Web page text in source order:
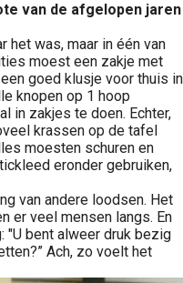
van de afgelopen jaren
het was, maar in één van
moest een zakje met
goed klusje voor thuis in
knopen op 1 hoop
in zakjes te doen. Echter,
krassen op de tafel
moesten schuren en
eronder gebruiken,
van andere loodsen. Het
er veel mensen langs. En
"U bent alweer druk bezig
Ach, zo voelt het